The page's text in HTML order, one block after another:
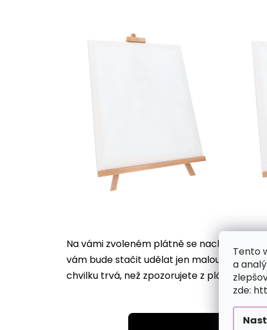
Tento
a
zde:
Na vámi zvoleném plátně se nachází
vám bude stačit udělat jen malou tečku,
chvilku trvá, než zpozorujete z plátna